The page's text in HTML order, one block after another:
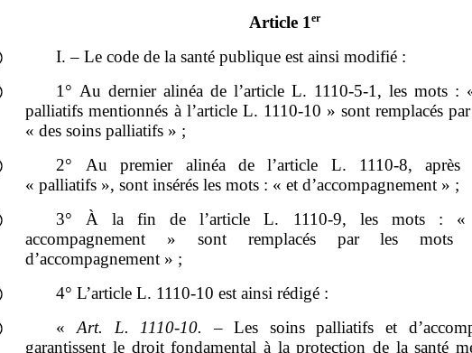
Article 1er
I. – Le code de la santé publique est ainsi modifié :
1° Au dernier alinéa de l’article L. 1110‑5‑1, les mots :
palliatifs mentionnés à l’article L. 1110‑10 » sont remplacés
« des soins palliatifs » ;
2° Au premier alinéa de l’article L. 1110‑8,
« palliatifs », sont insérés les mots : « et d’accompagnement » ;
3° À la fin de l’article L. 1110‑9, les mots :
accompagnement » sont remplacés par les
d’accompagnement » ;
4° L’article L. 1110‑10 est ainsi rédigé :
«
Art. L. 1110‑10.
– Les soins palliatifs et
garantissent le droit fondamental à la protection de la santé